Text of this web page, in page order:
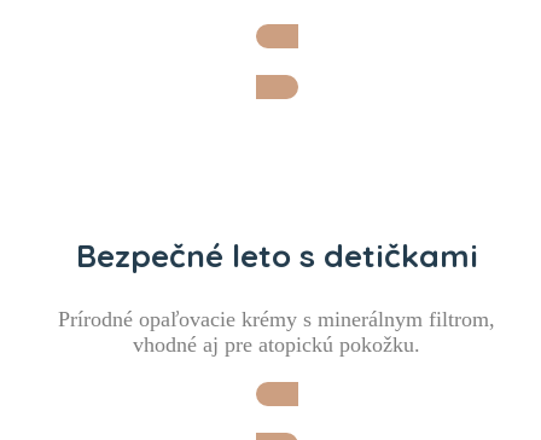
Bezpečné leto s detičkami
Prírodné opaľovacie krémy s minerálnym filtrom,
vhodné aj pre atopickú pokožku.